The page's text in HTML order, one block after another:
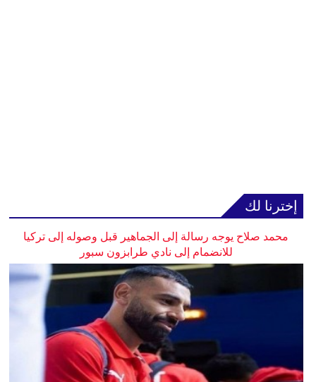
إخترنا لك
محمد صلاح يوجه رسالة إلى الجماهير قبل وصوله إلى تركيا
للانضمام إلى نادي طرابزون سبور